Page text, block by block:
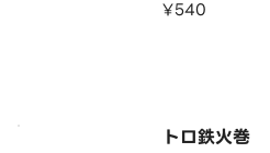
¥540
トロ鉄火巻